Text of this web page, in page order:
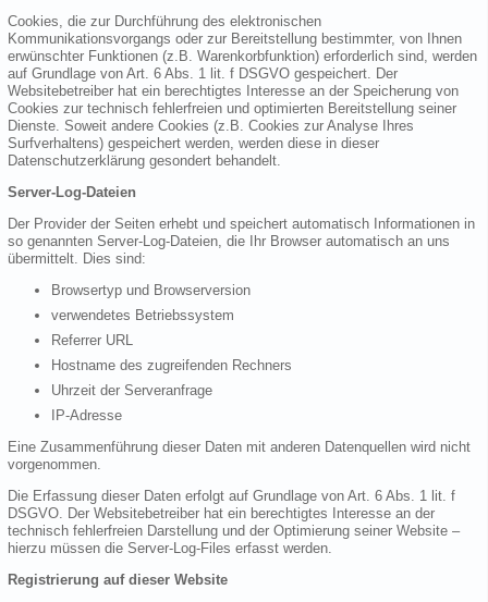
Cookies, die zur Durchführung des elektronischen
Kommunikationsvorgangs oder zur Bereitstellung bestimmter, von Ihnen
erwünschter Funktionen (z.B. Warenkorbfunktion) erforderlich sind, werden
auf Grundlage von Art. 6 Abs. 1 lit. f DSGVO gespeichert. Der
Websitebetreiber hat ein berechtigtes Interesse an der Speicherung von
Cookies zur technisch fehlerfreien und optimierten Bereitstellung seiner
Dienste. Soweit andere Cookies (z.B. Cookies zur Analyse Ihres
Surfverhaltens) gespeichert werden, werden diese in dieser
Datenschutzerklärung gesondert behandelt.
Server-Log-Dateien
Der Provider der Seiten erhebt und speichert automatisch Informationen in
so genannten Server-Log-Dateien, die Ihr Browser automatisch an uns
übermittelt. Dies sind:
Browsertyp und Browserversion
verwendetes Betriebssystem
Referrer URL
Hostname des zugreifenden Rechners
Uhrzeit der Serveranfrage
IP-Adresse
Eine Zusammenführung dieser Daten mit anderen Datenquellen wird nicht
vorgenommen.
Die Erfassung dieser Daten erfolgt auf Grundlage von Art. 6 Abs. 1 lit. f
DSGVO. Der Websitebetreiber hat ein berechtigtes Interesse an der
technisch fehlerfreien Darstellung und der Optimierung seiner Website –
hierzu müssen die Server-Log-Files erfasst werden.
Registrierung auf dieser Website